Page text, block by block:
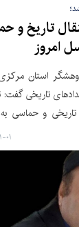
تاریخ و
امروز
استان مرکزی
تاریخی
تاریخی و حماسی